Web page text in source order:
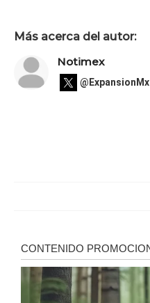
Más acerca del autor:
Notimex
@ExpansionMx